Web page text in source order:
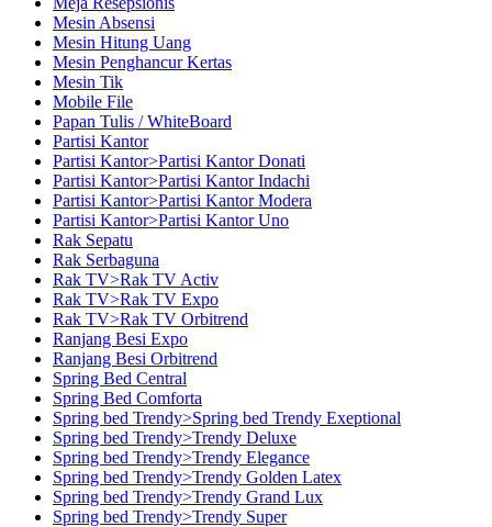
Mesin Absensi
Mesin Hitung Uang
Mesin Penghancur Kertas
Mesin Tik
Mobile File
Papan Tulis / WhiteBoard
Partisi Kantor
Partisi Kantor>Partisi Kantor Donati
Partisi Kantor>Partisi Kantor Indachi
Partisi Kantor>Partisi Kantor Modera
Partisi Kantor>Partisi Kantor Uno
Rak Sepatu
Rak Serbaguna
Rak TV>Rak TV Activ
Rak TV>Rak TV Expo
Rak TV>Rak TV Orbitrend
Ranjang Besi Expo
Ranjang Besi Orbitrend
Spring Bed Central
Spring Bed Comforta
Spring bed Trendy>Spring bed Trendy Exeptional
Spring bed Trendy>Trendy Deluxe
Spring bed Trendy>Trendy Elegance
Spring bed Trendy>Trendy Golden Latex
Spring bed Trendy>Trendy Grand Lux
Spring bed Trendy>Trendy Super